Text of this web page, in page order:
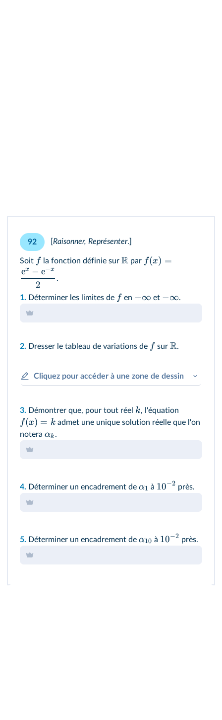
92 Raisonner, Représenter.
Soit f la fonction définie sur R par f(x) =
2
ex − e−x
.
1. Déterminer les limites de f en +∞ et −∞.
2. Dresser le tableau de variations de f sur R.
Cliquez pour accéder à une zone de dessin
3. Démontrer que, pour tout réel k, l'équation
f(x) = k admet une unique solution réelle que l'on
notera αk .
4. Déterminer un encadrement de α1 à 10−2 près.
5. Déterminer un encadrement de α10 à 10−2 près.